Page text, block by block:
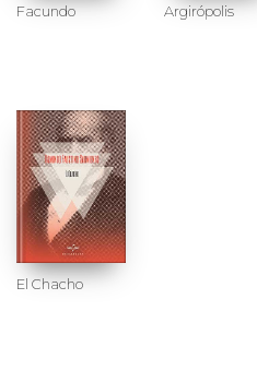
Facundo Argirópolis
El Chacho